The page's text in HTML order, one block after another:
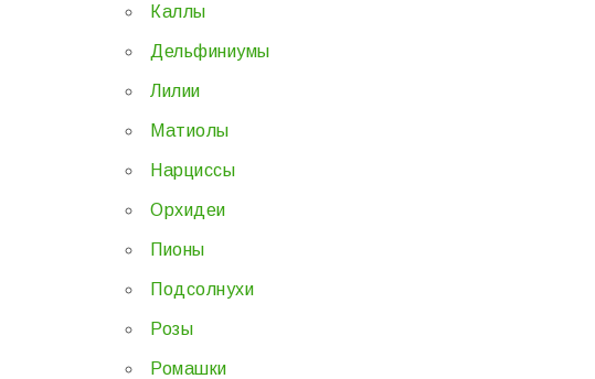
Каллы
Дельфиниумы
Лилии
Матиолы
Нарциссы
Орхидеи
Пионы
Подсолнухи
Розы
Ромашки